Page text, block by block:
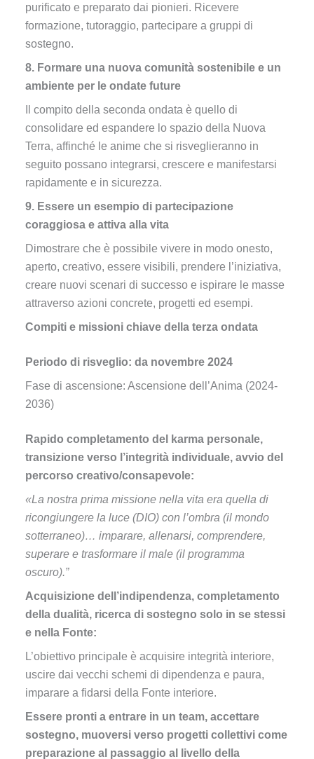
purificato e preparato dai pionieri. Ricevere
formazione, tutoraggio, partecipare a gruppi di
sostegno.
8. Formare una nuova comunità sostenibile e un
ambiente per le ondate future
Il compito della seconda ondata è quello di
consolidare ed espandere lo spazio della Nuova
Terra, affinché le anime che si risveglieranno in
seguito possano integrarsi, crescere e manifestarsi
rapidamente e in sicurezza.
9. Essere un esempio di partecipazione
coraggiosa e attiva alla vita
Dimostrare che è possibile vivere in modo onesto,
aperto, creativo, essere visibili, prendere l’iniziativa,
creare nuovi scenari di successo e ispirare le masse
attraverso azioni concrete, progetti ed esempi.
Compiti e missioni chiave della terza ondata
Periodo di risveglio: da novembre 2024
Fase di ascensione: Ascensione dell’Anima (2024-
2036)
Rapido completamento del karma personale,
transizione verso l’integrità individuale, avvio del
percorso creativo/consapevole:
«La nostra prima missione nella vita era quella di
ricongiungere la luce (DIO) con l’ombra (il mondo
sotterraneo)… imparare, allenarsi, comprendere,
superare e trasformare il male (il programma
oscuro).”
Acquisizione dell’indipendenza, completamento
della dualità, ricerca di sostegno solo in se stessi
e nella Fonte:
L’obiettivo principale è acquisire integrità interiore,
uscire dai vecchi schemi di dipendenza e paura,
imparare a fidarsi della Fonte interiore.
Essere pronti a entrare in un team, accettare
sostegno, muoversi verso progetti collettivi come
preparazione al passaggio al livello della